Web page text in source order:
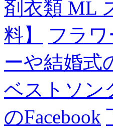
剤衣類 ML
料】
フラ
ーや結婚式
ベストソン
のFacebook